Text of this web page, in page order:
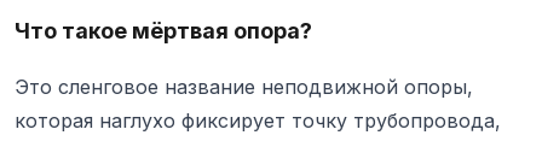
Что такое мёртвая опора?
Это сленговое название неподвижной опоры,
которая наглухо фиксирует точку трубопровода,